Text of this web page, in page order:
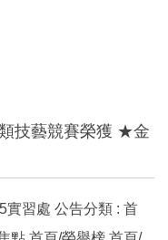
技藝競賽榮獲 ★金
實習處 公告分類 : 首